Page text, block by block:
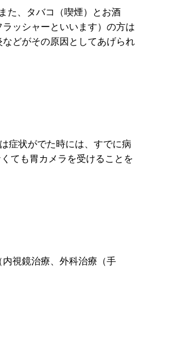
た、タバコ（喫煙）とお酒
ッシャーといいます）の方は
どがその原因としてあげられ
症状がでた時には、すでに病
ても胃カメラを受けることを
視鏡治療、外科治療（手